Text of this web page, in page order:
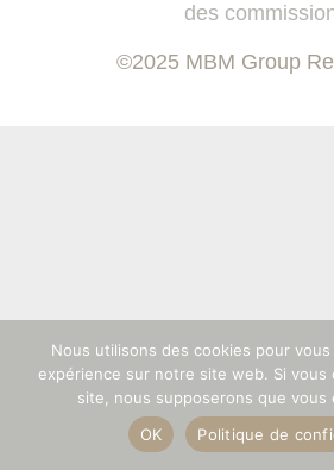
des
©2025 MBM Group
Nous utilisons des cookies pour
expérience sur notre site web. Si vous
site, nous supposerons que vous
OK
Politique de